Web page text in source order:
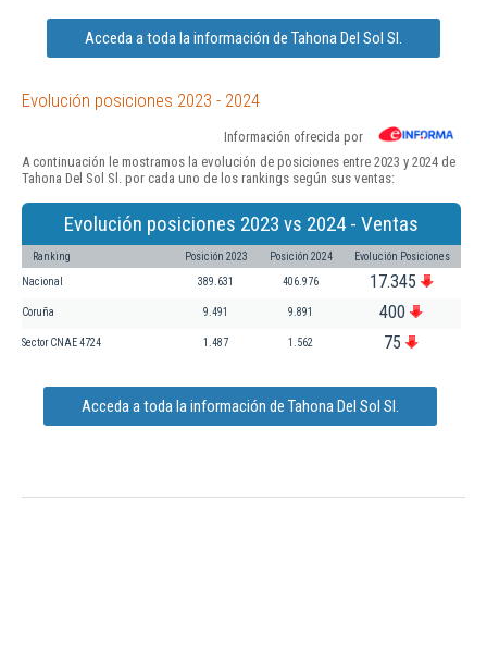
Acceda a toda la información de Tahona Del Sol Sl.
Evolución posiciones 2023 - 2024
Información ofrecida por
A continuación le mostramos la evolución de posiciones entre 2023 y 2024 de
Tahona Del Sol Sl. por cada uno de los rankings según sus ventas:
Evolución posiciones 2023 vs 2024 - Ventas
Ranking Posición 2023 Posición 2024 Evolución Posiciones
Nacional 389.631 406.976 17.345
Coruña 9.491 9.891 400
Sector CNAE 4724 1.487 1.562 75
Acceda a toda la información de Tahona Del Sol Sl.